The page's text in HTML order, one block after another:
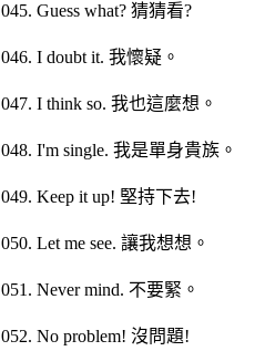
045. Guess what? 猜猜看?
046. I doubt it. 我懷疑。
047. I think so. 我也這麼想。
048. I'm single. 我是單身貴族。
049. Keep it up! 堅持下去!
050. Let me see. 讓我想想。
051. Never mind. 不要緊。
052. No problem! 沒問題!